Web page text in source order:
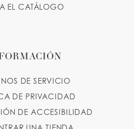
EL CATÁLOGO
DE SERVICIO
DE PRIVACIDAD
DE ACCESIBILIDAD